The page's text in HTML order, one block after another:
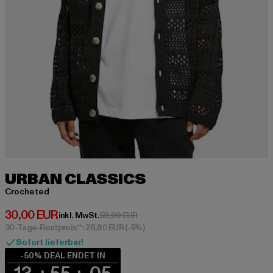
URBAN CLASSICS
Crocheted
30,00 EUR
Derzeitiger Preis: 30,00 EUR
inkl. MwSt.59,99 EURAktionspreis: 59,99 EUR
30-Tage-Bestpreis**: 28,80 EUR(-5%)
Sofort lieferbar!
-50% DEAL ENDET IN